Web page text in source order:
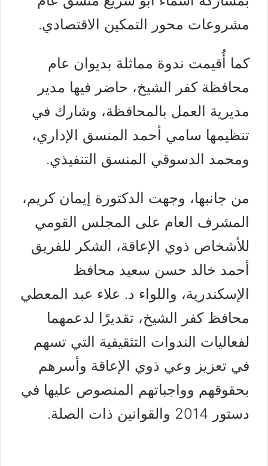
مشروعات محور التمكين الاقتصادي.
كما أُقيمت ندوة مماثلة بديوان عام
محافظة كفر الشيخ، حاضر فيها مدير
مديرية العمل بالمحافظة، وشارك في
تنظيمها سامي أحمد المنسق الإداري،
ومحمد الدسوقي المنسق التنفيذي.
من جانبها، وجهت الدكتورة إيمان كريم،
المشرف العام على المجلس القومي
للأشخاص ذوي الإعاقة، الشكر للفريق
أحمد خالد حسن سعيد محافظ
الإسكندرية، واللواء د. علاء عبد المعطي
محافظ كفر الشيخ، تقديرًا لدعمهما
لفعاليات الندوات التثقيفية التي تسهم
في تعزيز وعي ذوي الإعاقة وأسرهم
بحقوقهم وواجباتهم المنصوص عليها في
دستور 2014 والقوانين ذات الصلة.